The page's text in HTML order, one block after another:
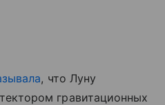
, что Луну
гравитационных